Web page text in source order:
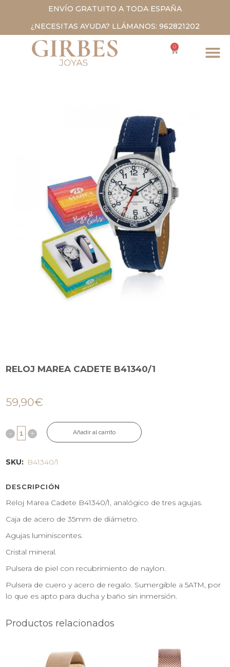
ENVÍO GRATUITO A TODA ESPAÑA
¿NECESITAS AYUDA? LLÁMANOS: 962821202
0
RELOJ MAREA CADETE B41340/1
59,90€
Añadir al carrito
SKU: B41340/1
DESCRIPCIÓN
Reloj Marea Cadete B41340/1, analógico de tres agujas.
Caja de acero de 35mm de diámetro.
Agujas luminiscentes.
Cristal mineral.
Pulsera de piel con recubrimiento de naylon.
Pulsera de cuero y acero de regalo. Sumergible a 5ATM, por
lo que es apto para ducha y baño sin inmersión.
Productos relacionados